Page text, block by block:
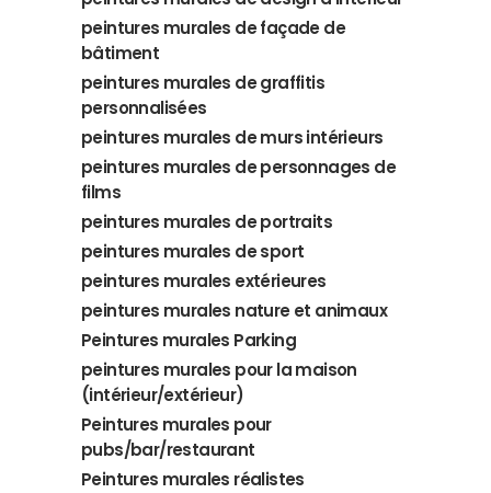
peintures murales de façade de
bâtiment
peintures murales de graffitis
personnalisées
peintures murales de murs intérieurs
peintures murales de personnages de
films
peintures murales de portraits
peintures murales de sport
peintures murales extérieures
peintures murales nature et animaux
Peintures murales Parking
peintures murales pour la maison
(intérieur/extérieur)
Peintures murales pour
pubs/bar/restaurant
Peintures murales réalistes